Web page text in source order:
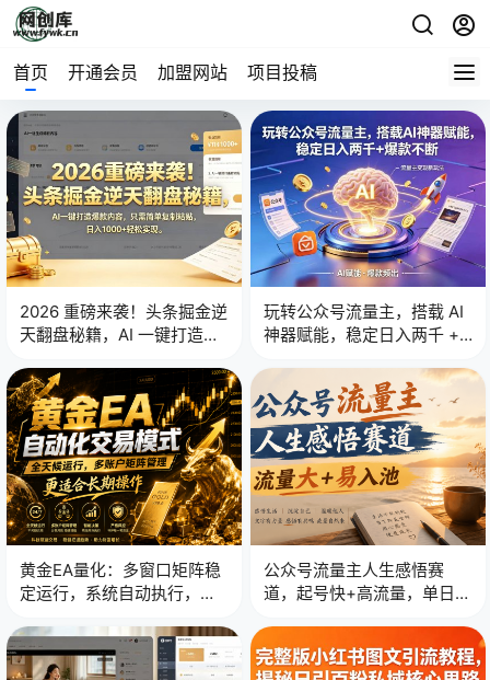
首页 开通会员 加盟网站 项目投稿
2026 重磅来袭！头条掘金逆
天翻盘秘籍，AI 一键打造爆
贴，日入 1000 + 轻松实现！
玩转公众号流量主，搭载 AI
神器赋能，稳定日入两千 +
黄金EA量化：多窗口矩阵稳
定运行，系统自动执行，收
公众号流量主人生感悟赛
道，起号快+高流量，单日阅